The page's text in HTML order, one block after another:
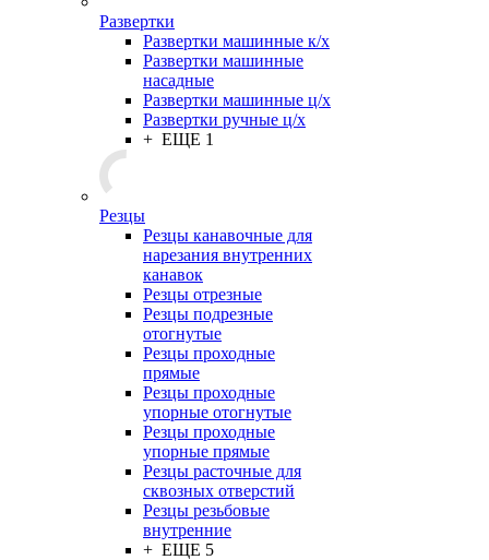
Развертки
Развертки машинные к/х
Развертки машинные
насадные
Развертки машинные ц/х
Развертки ручные ц/х
+ ЕЩЕ 1
Резцы
Резцы канавочные для
нарезания внутренних
канавок
Резцы отрезные
Резцы подрезные
отогнутые
Резцы проходные
прямые
Резцы проходные
упорные отогнутые
Резцы проходные
упорные прямые
Резцы расточные для
сквозных отверстий
Резцы резьбовые
внутренние
+ ЕЩЕ 5